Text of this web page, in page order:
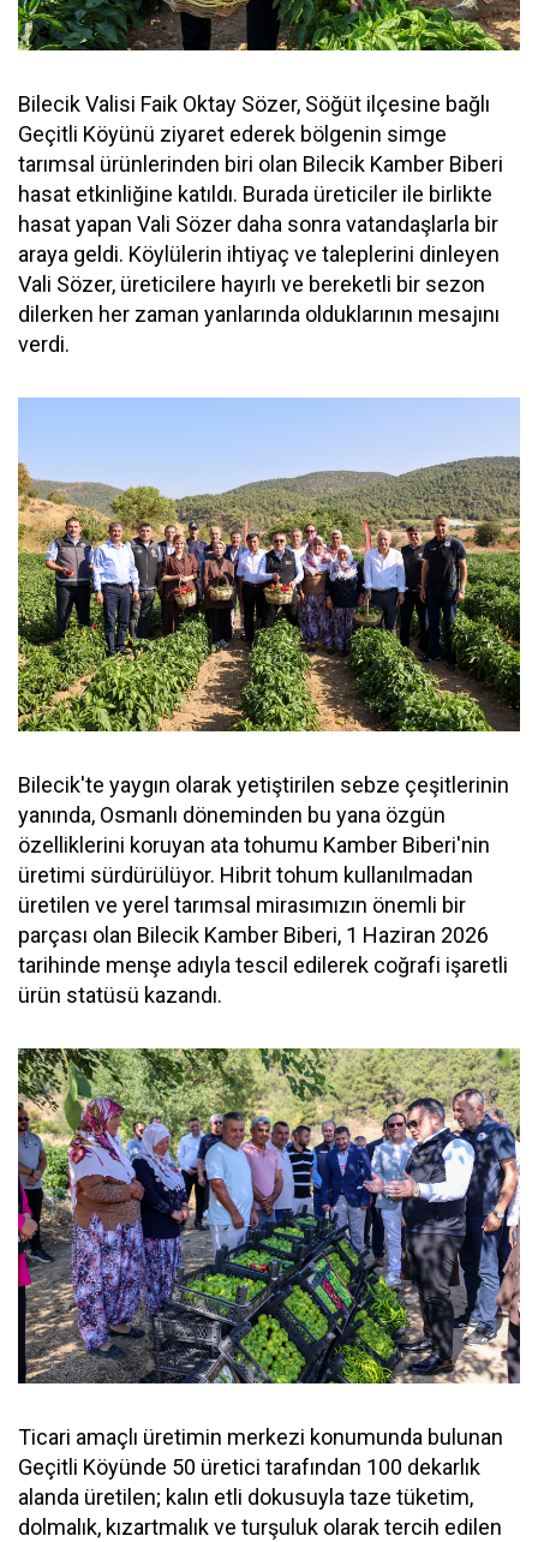
Bilecik Valisi Faik Oktay Sözer, Söğüt ilçesine bağlı
Geçitli Köyünü ziyaret ederek bölgenin simge
tarımsal ürünlerinden biri olan Bilecik Kamber Biberi
hasat etkinliğine katıldı. Burada üreticiler ile birlikte
hasat yapan Vali Sözer daha sonra vatandaşlarla bir
araya geldi. Köylülerin ihtiyaç ve taleplerini dinleyen
Vali Sözer, üreticilere hayırlı ve bereketli bir sezon
dilerken her zaman yanlarında olduklarının mesajını
verdi.
Bilecik'te yaygın olarak yetiştirilen sebze çeşitlerinin
yanında, Osmanlı döneminden bu yana özgün
özelliklerini koruyan ata tohumu Kamber Biberi'nin
üretimi sürdürülüyor. Hibrit tohum kullanılmadan
üretilen ve yerel tarımsal mirasımızın önemli bir
parçası olan Bilecik Kamber Biberi, 1 Haziran 2026
tarihinde menşe adıyla tescil edilerek coğrafi işaretli
ürün statüsü kazandı.
Ticari amaçlı üretimin merkezi konumunda bulunan
Geçitli Köyünde 50 üretici tarafından 100 dekarlık
alanda üretilen; kalın etli dokusuyla taze tüketim,
dolmalık, kızartmalık ve turşuluk olarak tercih edilen